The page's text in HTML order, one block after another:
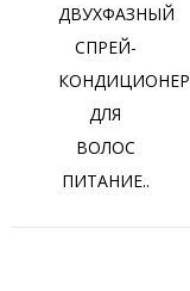
ДВУХФАЗНЫЙ
СПРЕЙ-
КОНДИЦИОНЕР
ДЛЯ
ВОЛОС
ПИТАНИЕ..